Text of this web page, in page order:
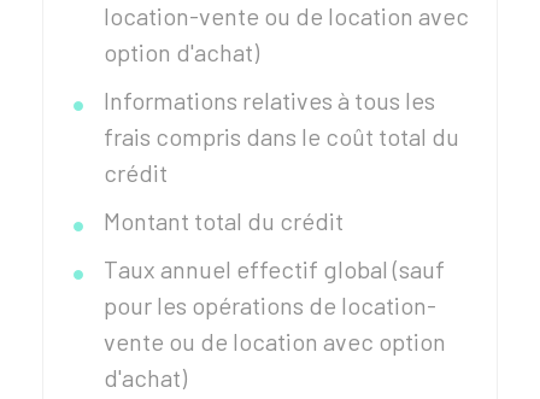
location-vente ou de location avec
option d'achat)
Informations relatives à tous les
frais compris dans le coût total du
crédit
Montant total du crédit
Taux annuel effectif global (sauf
pour les opérations de location-
vente ou de location avec option
d'achat)